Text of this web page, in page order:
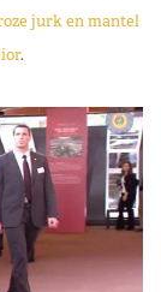
jurk en mantel
.